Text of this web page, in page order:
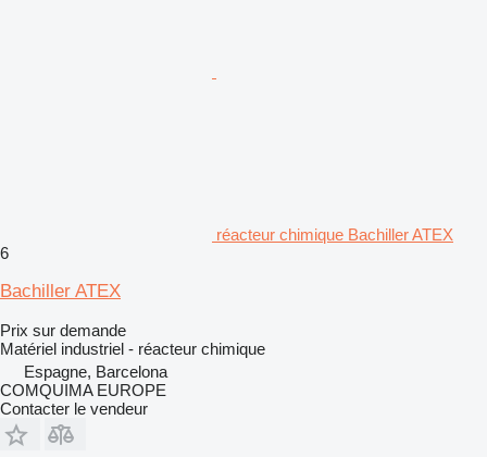
réacteur chimique Bachiller ATEX
6
Bachiller ATEX
Prix sur demande
Matériel industriel - réacteur chimique
Espagne, Barcelona
COMQUIMA EUROPE
Contacter le vendeur